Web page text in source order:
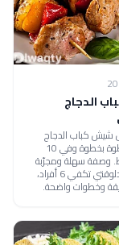
الدجاج
شيش كباب الدجاج
اليوناني خطوة بخطوة وفي 10
وصفة سهلة ومجرّبة
من مطبخ دلوقتي تكفي 6 أفراد،
وخطوات واضحة.